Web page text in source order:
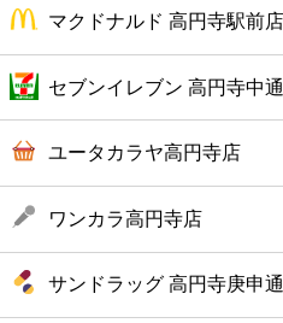
病院
マクドナルド 高円寺駅前店
セブンイレブン 高円寺中
ユータカラヤ高円寺店
ワンカラ高円寺店
サンドラッグ 高円寺庚申